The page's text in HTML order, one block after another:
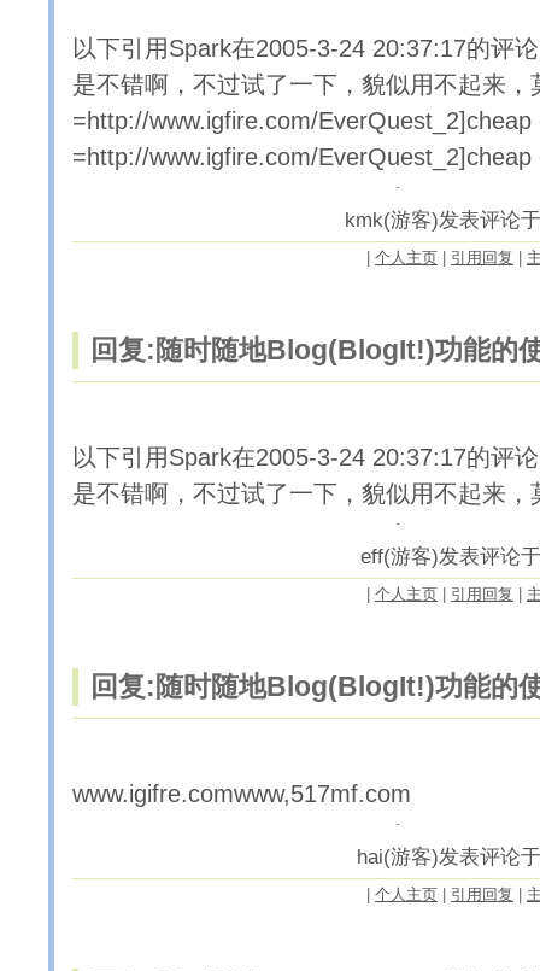
以下引用Spark在2005-3-24 20:37:17的评
是不错啊，不过试了一下，貌似用不起来
=http://www.igfire.com/
=http://www.igfire.com/EverQuest_2]cheap
kmk(游客)发表评论
个人主页 引用回复
回复:随时随地Blog(BlogIt!)功能的
以下引用Spark在2005-3-24 20:37:17的评
是不错啊，不过试了一下，貌似用不起来，
eff(游客)发表评论
个人主页 引用回复
回复:随时随地Blog(BlogIt!)功能的
www.igifre.comwww,517mf.com
hai(游客)发表评论
个人主页 引用回复